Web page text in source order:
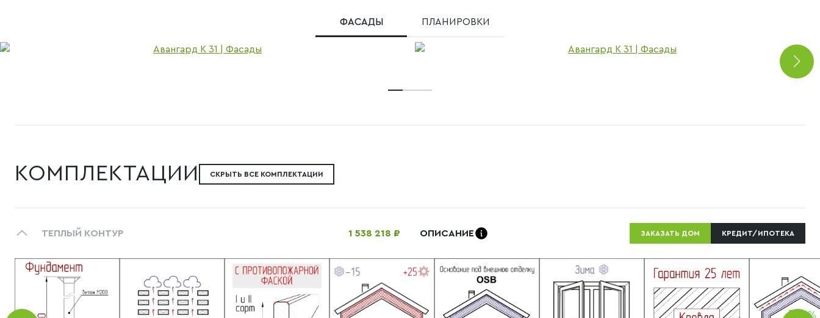
ФАСАДЫ ПЛАНИРОВКИ
КОМПЛЕКТАЦИИ СКРЫТЬ ВСЕ КОМПЛЕКТАЦИИ
ТЕПЛЫЙ КОНТУР 1 538 218 ₽ ОПИСАНИЕ ЗАКАЗАТЬ ДОМ КРЕДИТ/ИПОТЕКА